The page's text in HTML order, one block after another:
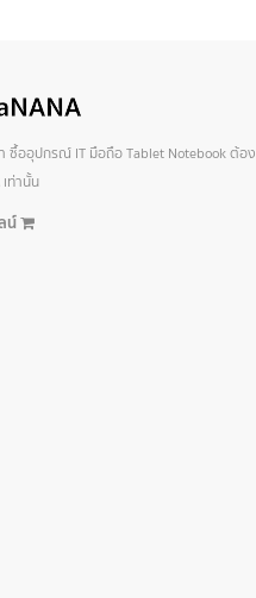
ซื้ออุปกรณ์ IT มือถือ Tablet Notebook ต้อง
ท่านั้น
น์